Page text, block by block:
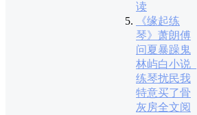
读
《缘起练
琴》萧朗傅
问夏暴躁鬼
林屿白小说_
练琴扰民我
特意买了骨
灰房全文阅